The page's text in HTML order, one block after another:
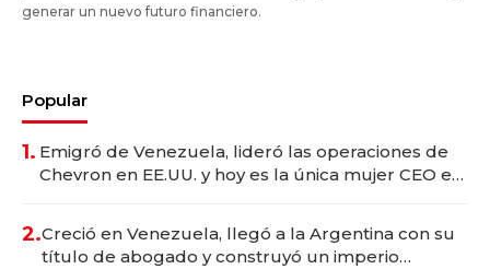
generar un nuevo futuro financiero.
Popular
1. Emigró de Venezuela, lideró las operaciones de
Chevron en EE.UU. y hoy es la única mujer CEO en
2.Creció en Venezuela, llegó a la Argentina con su
título de abogado y construyó un imperio